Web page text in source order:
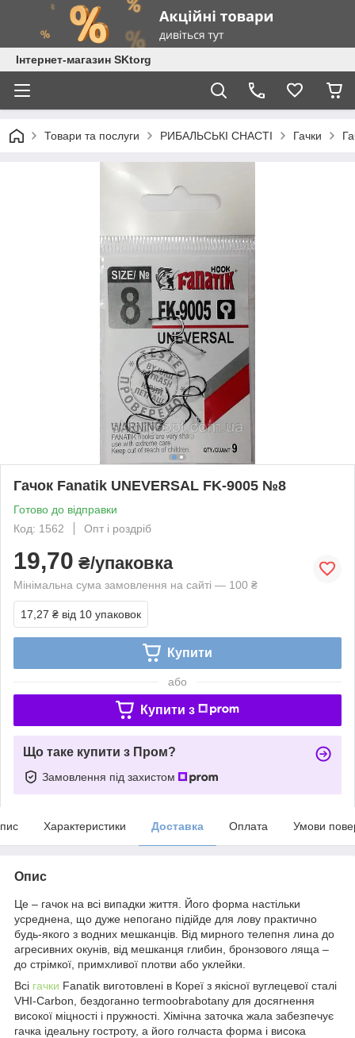
Інтернет-магазин SKtorg
Товари та послуги РИБАЛЬСЬКІ СНАСТІ Гачки
Гачок Fanatik UNEVERSAL FK-9005 №8
Готово до відправки
Код: 1562
Опт і роздріб
19,70 ₴/упаковка
Мінімальна сума замовлення на сайті — 100 ₴
17,27 ₴ від 10 упаковок
Купити
або
Купити з
Що таке купити з Пром?
Замовлення під захистом
Характеристики Доставка Оплата Умови
Опис
Це – гачок на всі випадки життя. Його форма настільки
усреднена, що дуже непогано підійде для лову практично
будь-якого з водних мешканців. Від мирного телепня лина до
агресивних окунів, від мешканця глибин, бронзового ляща –
до стрімкої, примхливої плотви або уклейки.
Всі гачки Fanatik виготовлені в Кореї з якісної вуглецевої сталі
VHI-Carbon, бездоганно termoobrabotany для досягнення
високої міцності і пружності. Хімічна заточка жала забезпечує
гачка ідеальну гостроту, а його голчаста форма і висока